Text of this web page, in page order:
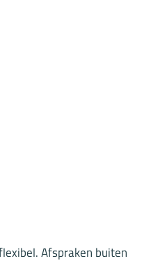
Afspraken buiten